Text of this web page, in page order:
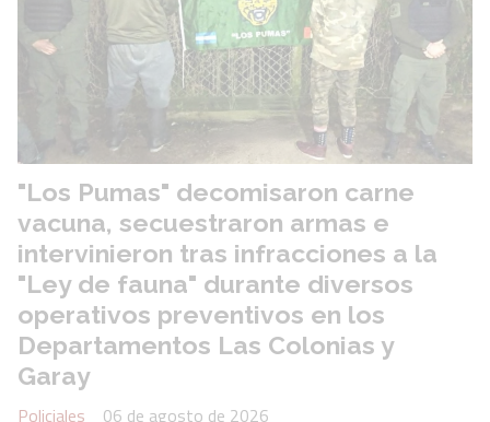
"Los Pumas" decomisaron carne
vacuna, secuestraron armas e
intervinieron tras infracciones a la
"Ley de fauna" durante diversos
operativos preventivos en los
Departamentos Las Colonias y
Garay
Policiales 06 de agosto de 2026